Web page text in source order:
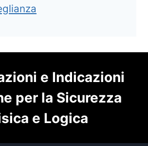
e Indicazioni
per la Sicurezza
e Logica